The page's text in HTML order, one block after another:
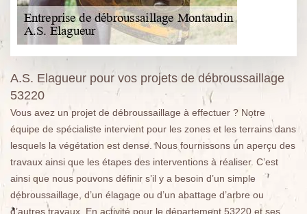
A.S. Elagueur pour vos projets de débroussaillage
53220
Vous avez un projet de débroussaillage à effectuer ? Notre
équipe de spécialiste intervient pour les zones et les terrains dans
lesquels la végétation est dense. Nous fournissons un aperçu des
travaux ainsi que les étapes des interventions à réaliser. C’est
ainsi que nous pouvons définir s’il y a besoin d’un simple
débroussaillage, d’un élagage ou d’un abattage d’arbre ou
d’autres travaux. En activité pour le département 53220 et ses